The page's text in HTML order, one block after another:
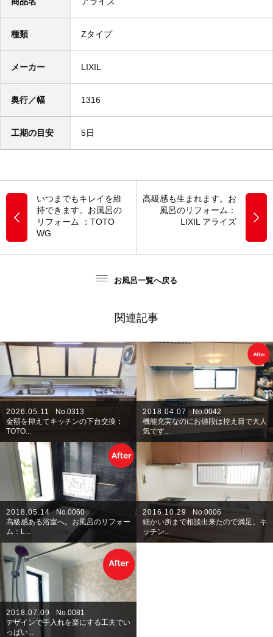
種類 Zタイプ
メーカー LIXIL
奥行／幅 1316
工期の目安 5日
いつまでもキレイを維
持できます。お風呂の
リフォーム ：TOTO
WG
高級感も生まれます。お
風呂のリフォーム：
LIXIL アライズ
お風呂一覧へ戻る
関連記事
2026.05.11
No.0313
金額を抑えてキッチンの下台交換：
TOTO...
2018.04.07
No.0042
機能充実なのにお値段は控え目で大人
気です...
2018.05.14
No.0060
高級感ある浴室へ。お風呂のリフォー
ム：L...
2016.10.29
No.0006
細かい所まで相談出来たので満足。キ
ッチン...
2018.07.09
No.0081
デザインで手入れを楽にする工夫でい
っぱい...